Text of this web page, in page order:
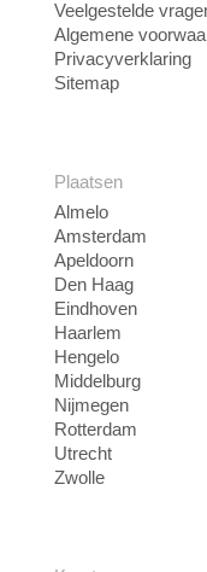
Veelgestelde
Algemene
Privacyverklaring
Sitemap
Plaatsen
Almelo
Amsterdam
Apeldoorn
Den Haag
Eindhoven
Haarlem
Hengelo
Middelburg
Nijmegen
Rotterdam
Utrecht
Zwolle